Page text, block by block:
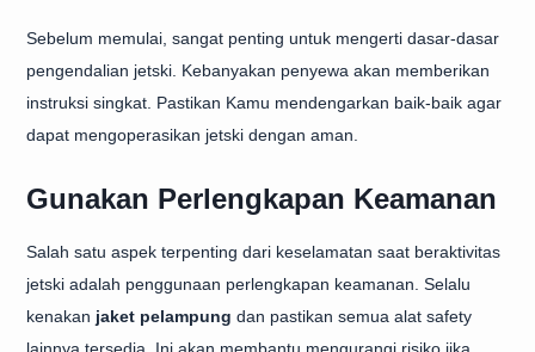
Sebelum memulai, sangat penting untuk mengerti dasar-dasar
pengendalian jetski. Kebanyakan penyewa akan memberikan
instruksi singkat. Pastikan Kamu mendengarkan baik-baik agar
dapat mengoperasikan jetski dengan aman.
Gunakan Perlengkapan Keamanan
Salah satu aspek terpenting dari keselamatan saat beraktivitas
jetski adalah penggunaan perlengkapan keamanan. Selalu
kenakan jaket pelampung dan pastikan semua alat safety